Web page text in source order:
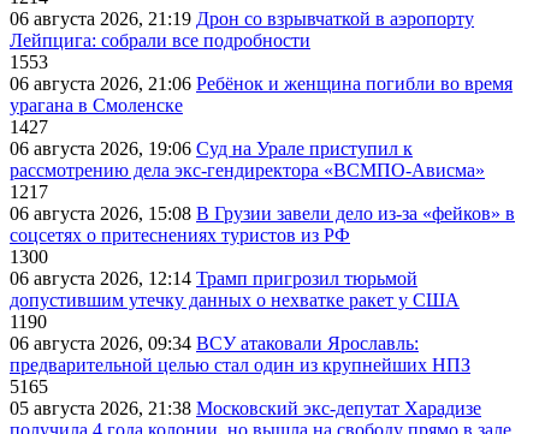
06 августа 2026, 21:19 Дрон со взрывчаткой в аэропорту
Лейпцига: собрали все подробности
1553
06 августа 2026, 21:06 Ребёнок и женщина погибли во время
урагана в Смоленске
1427
06 августа 2026, 19:06 Суд на Урале приступил к
рассмотрению дела экс-гендиректора «ВСМПО-Ависма»
1217
06 августа 2026, 15:08 В Грузии завели дело из-за «фейков» в
соцсетях о притеснениях туристов из РФ
1300
06 августа 2026, 12:14 Трамп пригрозил тюрьмой
допустившим утечку данных о нехватке ракет у США
1190
06 августа 2026, 09:34 ВСУ атаковали Ярославль:
предварительной целью стал один из крупнейших НПЗ
5165
05 августа 2026, 21:38 Московский экс-депутат Харадизе
получила 4 года колонии, но вышла на свободу прямо в зале